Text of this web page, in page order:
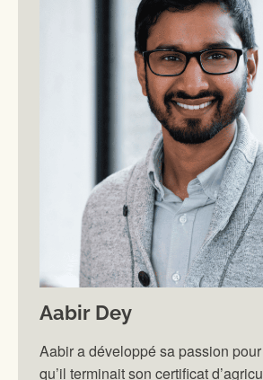
Aabir Dey
Aabir a développé sa passion
qu’il terminait son certificat